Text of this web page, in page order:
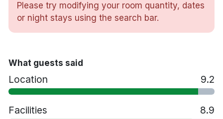
Skrivbord
Hårtork
Rum service
Ångbastu
Spabehandlingar
Gym
Tennisbana
Please try modifying your room quantity, dates
or night stays using the search bar.
What guests said
Location 9.2
Facilities 8.9